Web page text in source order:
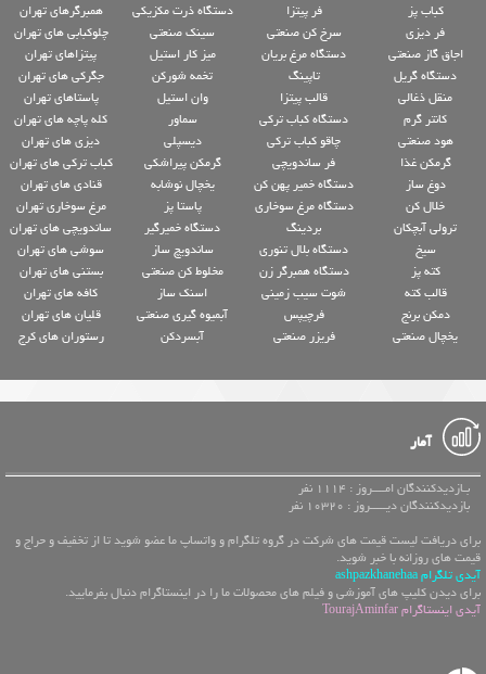
کباب پز
فر دیزی
اجاق گاز صنعتی
دستگاه گریل
منقل ذغالی
کانتر گرم
هود صنعتی
گرمکن غذا
دوغ ساز
خلال کن
ترولی آبچکان
سیخ
کته پز
قالب کته
دمکن برنج
یخچال صنعتی
فر پیتزا
سرخ کن صنعتی
دستگاه مرغ بریان
تاپینگ
قالب پیتزا
دستگاه کباب ترکی
چاقو کباب ترکی
فر ساندویچی
دستگاه خمیر پهن کن
دستگاه مرغ سوخاری
بردینگ
دستگاه بلال تنوری
دستگاه همبرگر زن
شوت سیب زمینی
فرچیپس
فریزر صنعتی
دستگاه ذرت مکزیکی
سینک صنعتی
میز کار استیل
تخمه شورکن
وان استیل
سماور
دیسپلی
گرمکن پیراشکی
یخچال نوشابه
پاستا پز
دستگاه خمیرگیر
ساندویچ ساز
مخلوط کن صنعتی
اسنک ساز
آبمیوه گیری صنعتی
آبسردکن
همبرگرهای تهران
چلوکبابی های تهران
پیتزاهای تهران
جگرکی های تهران
پاستاهای تهران
کله پاچه های تهران
دیزی های تهران
کباب ترکی های تهران
قنادی های تهران
مرغ سوخاری تهران
ساندویچی های تهران
سوشی های تهران
بستنی های تهران
کافه های تهران
قلیان های تهران
رستوران های کرج
آمار
بـازدیدکنندگان امــــروز : 1114 نفر
بازدیدکنندگان دیـــــروز : 10320 نفر
برای دریافت لیست قیمت های شرکت در گروه تلگرام و واتساپ ما عضو شوید تا از تخفیف و حراج و
قیمت های روزانه با خبر شوید.
آیدی تلگرام ashpazkhanehaa
برای دیدن کلیپ های آموزشی و فیلم های محصولات ما را در اینستاگرام دنبال بفرمایید.
آیدی اینستاگرام TourajAminfar